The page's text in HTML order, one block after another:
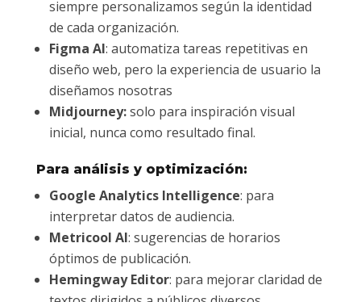
siempre personalizamos según la identidad
de cada organización.
Figma AI: automatiza tareas repetitivas en
diseño web, pero la experiencia de usuario la
diseñamos nosotras
Midjourney:solo para inspiración visual
inicial, nunca como resultado final.
Para análisis y optimización:
Google Analytics Intelligence: para
interpretar datos de audiencia.
Metricool AI: sugerencias de horarios
óptimos de publicación.
Hemingway Editor: para mejorar claridad de